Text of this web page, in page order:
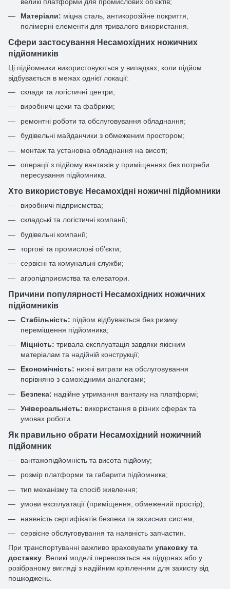
Матеріали: міцна сталь, антикорозійне покриття,
полімерні елементи для тривалого використання.
Сфери застосування Несамохідних ножичних
підйомників
Ці підйомники використовуються у випадках, коли підйом
відбувається в межах однієї локації:
склади та логістичні центри;
виробничі цехи та фабрики;
ремонтні роботи та обслуговування обладнання;
будівельні майданчики з обмеженим простором;
монтаж та установка обладнання на висоті;
операції з підйому вантажів у приміщеннях без потреби
пересування підйомника.
Хто використовує Несамохідні ножичні підйомники
виробничі підприємства;
складські та логістичні компанії;
будівельні компанії;
торгові та промислові об’єкти;
сервісні та комунальні служби;
агропідприємства та елеватори.
Причини популярності Несамохідних ножичних
підйомників
Стабільність: підйом відбувається без ризику
переміщення підйомника;
Міцність: тривала експлуатація завдяки якісним
матеріалам та надійній конструкції;
Економічність: нижчі витрати на обслуговування
порівняно з самохідними аналогами;
Безпека: надійне утримання вантажу на платформі;
Універсальність: використання в різних сферах та
умовах роботи.
Як правильно обрати Несамохідний ножичний
підйомник
вантажопідйомність та висота підйому;
розмір платформи та габарити підйомника;
тип механізму та спосіб живлення;
умови експлуатації (приміщення, обмежений простір);
наявність сертифікатів безпеки та захисних систем;
сервісне обслуговування та наявність запчастин.
При транспортуванні важливо враховувати упаковку та
доставку. Великі моделі перевозяться на піддонах або у
розібраному вигляді з надійним кріпленням для захисту від
пошкоджень.